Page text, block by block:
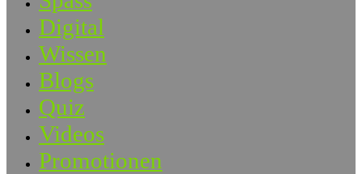
Digital
Wissen
Blogs
Quiz
Videos
Promotionen